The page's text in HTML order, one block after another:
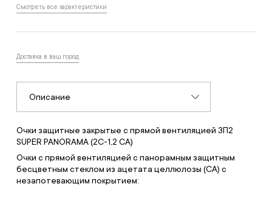
Смотреть все характеристики
Доставка в ваш город
Описание
Очки защитные закрытые с прямой вентиляцией ЗП2
SUPER PANORAMA (2С-1,2 CA)
Очки с прямой вентиляцией с панорамным защитным
бесцветным стеклом из ацетата целлюлозы (СА) с
незапотевающим покрытием: